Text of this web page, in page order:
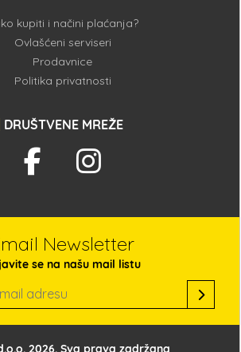
kupiti i načini plaćanja?
Ovlašćeni serviseri
Prodavnice
Politika privatnosti
DRUŠTVENE MREŽE
Newsletter
se na našu mail listu
2026. Sva prava zadržana